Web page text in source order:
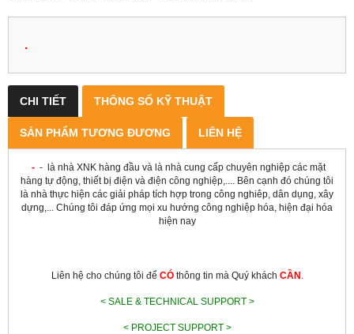
.
CHI TIẾT THÔNG SỐ KỸ THUẬT
SẢN PHẨM TƯƠNG ĐƯƠNG LIÊN HỆ
- -
là nhà XNK hàng đầu và là nhà cung cấp chuyên nghiệp các mặt
hàng tự động, thiết bị điện và điện công nghiệp,.... Bên cạnh đó chúng tôi
là nhà thực hiện các giải pháp tích hợp trong công nghiêp, dân dụng, xây
dựng,... Chúng tôi đáp ứng mọi xu hướng công nghiệp hóa, hiện đại hóa
hiện nay
Liên hệ cho chúng tôi để CÓthông tin mà Quý khách CẦN .
< SALE & TECHNICAL SUPPORT >
< PROJECT SUPPORT >